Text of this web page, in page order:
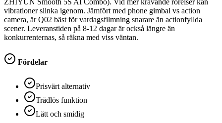
ZHIYUN Smooth 5S AI Combo). Vid mer krävande rörelser kan
vibrationer slinka igenom. Jämfört med phone gimbal vs action
camera, är Q02 bäst för vardagsfilmning snarare än actionfyllda
scener. Leveranstiden på 8-12 dagar är också längre än
konkurrenternas, så räkna med viss väntan.
Fördelar
Prisvärt alternativ
Trådlös funktion
Lätt och smidig